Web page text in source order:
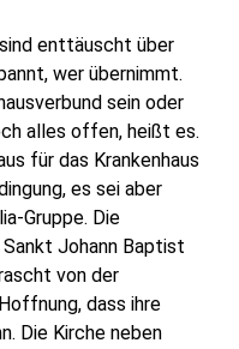
enttäuscht über
wer übernimmt.
sein oder
alles offen, heißt es.
für das Krankenhaus
es sei aber
Gruppe. Die
Johann Baptist
von der
dass ihre
Die Kirche neben